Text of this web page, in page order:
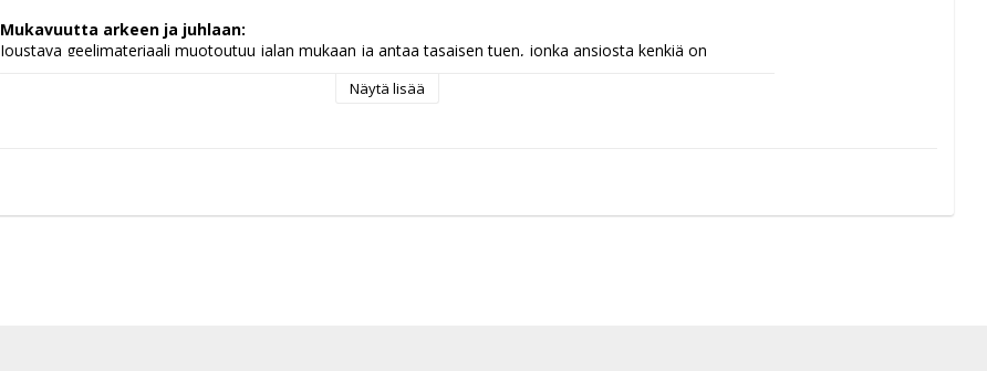
Mukavuutta arkeen ja juhlaan:
Joustava geelimateriaali muotoutuu jalan mukaan ja antaa tasaisen tuen, jonka ansiosta kenkiä on
Näytä lisää